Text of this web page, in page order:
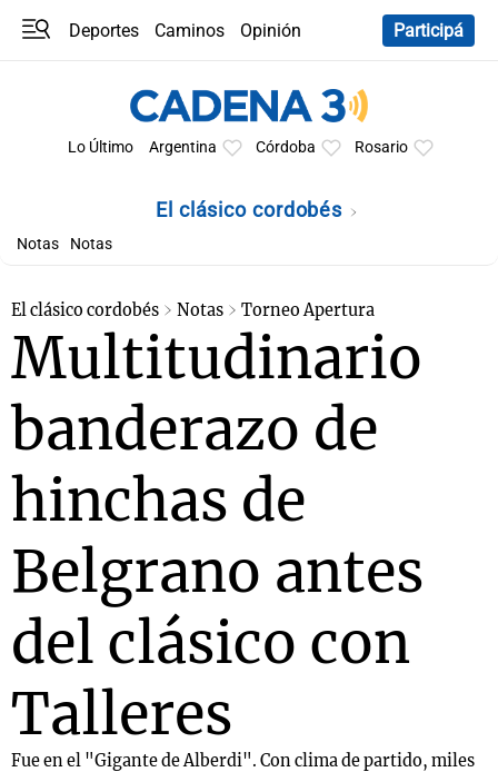
Deportes Caminos
Opinión
Participá
Lo Último Argentina Córdoba Rosario
El clásico cordobés
Notas Notas
El clásico cordobés Notas Torneo Apertura
Multitudinario
banderazo de
hinchas de
Belgrano antes
del clásico con
Talleres
Fue en el "Gigante de Alberdi". Con clima de partido, miles